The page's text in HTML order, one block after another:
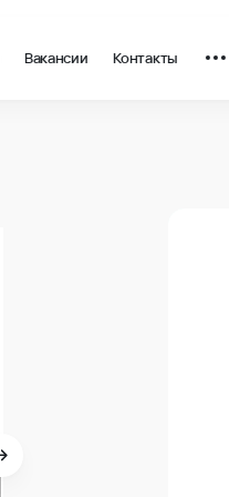
Вакансии Контакты